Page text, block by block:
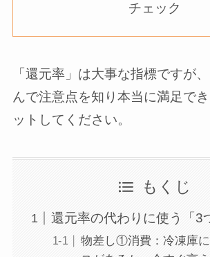
チェック
「還元率」は大事な指標ですが
んで注意点を知り本当に満足で
ットしてください。
もくじ
還元率の代わりに使う「3
物差し①消費：冷凍庫